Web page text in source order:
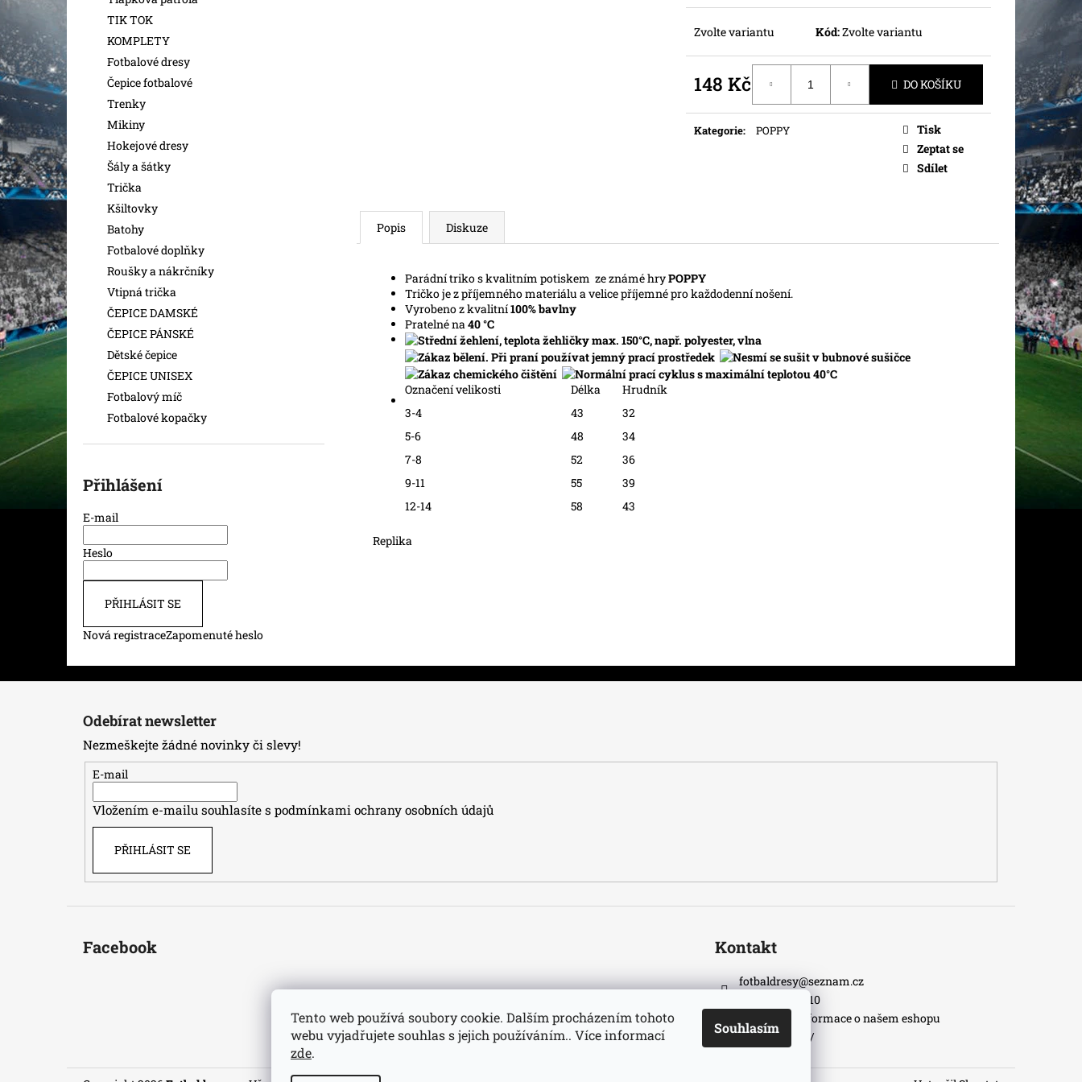
Tento web používá soubory cookie. Dalším procházením tohoto
webu vyjadřujete souhlas s jejich používáním.. Více informací
zde.
Souhlasím
TIK TOK
KOMPLETY
Fotbalové dresy
Čepice fotbalové
Trenky
Mikiny
Hokejové dresy
Šály a šátky
Trička
Kšiltovky
Batohy
Fotbalové doplňky
Roušky a nákrčníky
Vtipná trička
ČEPICE DAMSKÉ
ČEPICE PÁNSKÉ
Dětské čepice
ČEPICE UNISEX
Fotbalový míč
Fotbalové kopačky
Přihlášení
E-mail
Heslo
PŘIHLÁSIT SE
Nová registraceZapomenuté heslo
Zvolte variantu Kód:Zvolte variantu
148 Kč
cena:
DO KOŠÍKU
Kategorie: POPPY
Tisk
Zeptat se
Sdílet
Popis Diskuze
Parádní triko s kvalitním potiskem ze známé hryPOPPY
Tričko je z příjemného materiálu a velice příjemné pro každodenní nošení.
Vyrobeno z kvalitní100% bavlny
Pratelné na 40 °C
Označení velikosti Délka
Hrudník
3-4
43
32
5-6
48
34
7-8
52
36
9-11
55
39
12-14
58 43
Replika
Odebírat newsletter
Nezmeškejte žádné novinky či slevy!
E-mail
Vložením e-mailu souhlasíte s podmínkami ochrany osobních údajů
PŘIHLÁSIT SE
Facebook Kontakt
fotbaldresy@seznam.cz
+420733609510
Nejnovější informace o našem eshopu
fotbaldresycz/